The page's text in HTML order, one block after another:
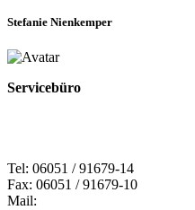
Stefanie Nienkemper
Servicebüro
Tel: 06051 / 91679-14
Fax: 06051 / 91679-10
Mail: